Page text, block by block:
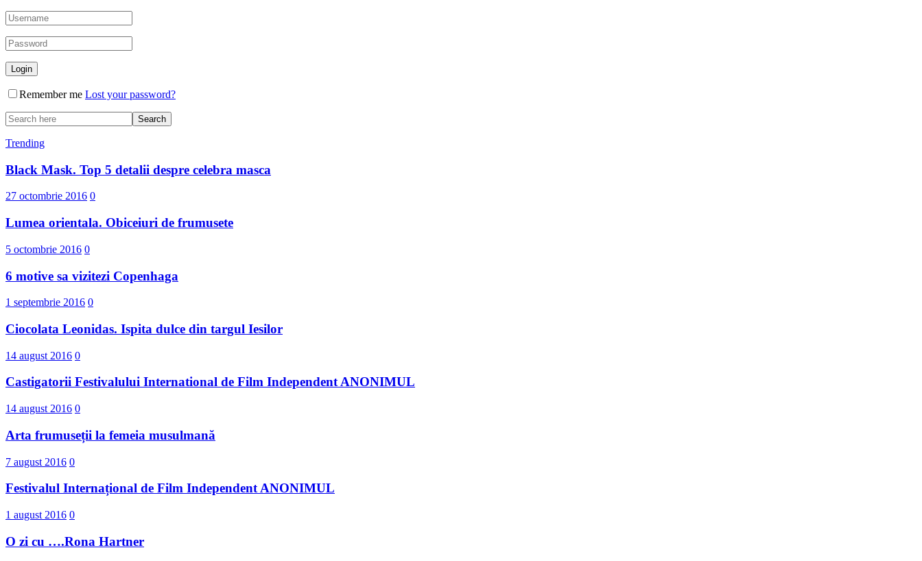
Remember me Lost your password?
Trending
Black Mask. Top 5 detalii despre celebra masca
27 octombrie 2016 0
Lumea orientala. Obiceiuri de frumusete
5 octombrie 2016 0
6 motive sa vizitezi Copenhaga
1 septembrie 2016 0
Ciocolata Leonidas. Ispita dulce din targul Iesilor
14 august 2016 0
Castigatorii Festivalului International d​e Film Independent ANONIMUL
14 august 2016 0
Arta frumuseții la femeia musulmană
7 august 2016 0
Festivalul Internațional de Film Independent ANONIMUL
1 august 2016 0
O zi cu ….Rona Hartner